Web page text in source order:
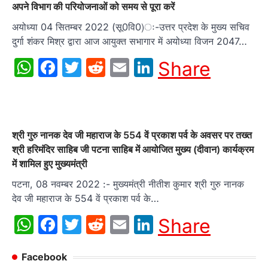
अपने विभाग की परियोजनाओं को समय से पूरा करें
अयोध्या 04 सितम्बर 2022 (सू0वि0)ः-उत्तर प्रदेश के मुख्य सचिव
दुर्गा शंकर मिश्र द्वारा आज आयुक्त सभागार में अयोध्या विजन 2047…
WhatsApp
Facebook
Twitter
Reddit
EmailLinkedIn
Share
श्री गुरु नानक देव जी महाराज के 554 वें प्रकाश पर्व के अवसर पर तख्त
श्री हरिमंदिर साहिब जी पटना साहिब में आयोजित मुख्य (दीवान) कार्यक्रम
में शामिल हुए मुख्यमंत्री
पटना, 08 नवम्बर 2022 :- मुख्यमंत्री नीतीश कुमार श्री गुरु नानक
देव जी महाराज के 554 वें प्रकाश पर्व के…
WhatsApp
Facebook
Twitter
Reddit
EmailLinkedIn
Share
Facebook